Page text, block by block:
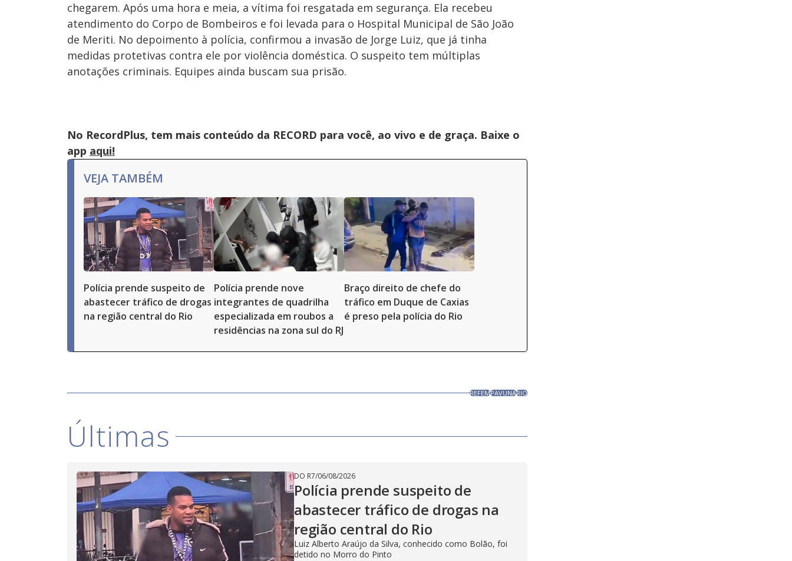
chegarem. Após uma hora e meia, a vítima foi resgatada em segurança. Ela recebeu
atendimento do Corpo de Bombeiros e foi levada para o Hospital Municipal de São João
de Meriti. No depoimento à polícia, confirmou a invasão de Jorge Luiz, que já tinha
medidas protetivas contra ele por violência doméstica. O suspeito tem múltiplas
anotações criminais. Equipes ainda buscam sua prisão.
No RecordPlus, tem mais conteúdo da RECORD para você, ao vivo e de graça. Baixe o
app aqui!
VEJA TAMBÉM
Polícia prende suspeito de
abastecer tráfico de drogas
na região central do Rio
Polícia prende nove
integrantes de quadrilha
especializada em roubos a
residências na zona sul do RJ
Braço direito de chefe do
tráfico em Duque de Caxias
é preso pela polícia do Rio
REFEMPAVUNARIO
Últimas
DO R7/06/08/2026
Polícia prende suspeito de
abastecer tráfico de drogas na
região central do Rio
Luiz Alberto Araújo da Silva, conhecido como Bolão, foi
detido no Morro do Pinto